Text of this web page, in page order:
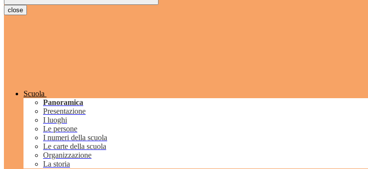
close
Scuola
Panoramica
Presentazione
I luoghi
Le persone
I numeri della scuola
Le carte della scuola
Organizzazione
La storia